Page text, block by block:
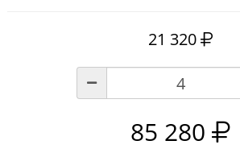
21 320
85 280